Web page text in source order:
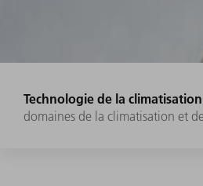
Technologie de la
domaines de la climatisation et